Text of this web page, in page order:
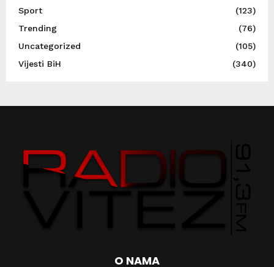
Sport
(123)
Trending
(76)
Uncategorized
(105)
Vijesti BiH
(340)
O NAMA